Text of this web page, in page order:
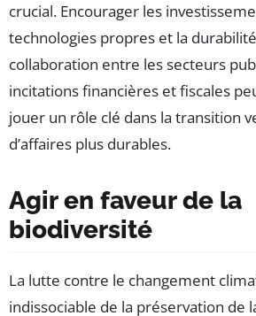
crucial. Encourager les
technologies propres et la
collaboration entre les secteurs
incitations financières et fiscales
jouer un rôle clé dans la transition
d’affaires plus durables.
Agir en faveur de la
biodiversité
La lutte contre le changement
indissociable de la préservation de